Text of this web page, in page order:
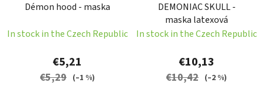
Démon hood - maska
In stock in the Czech Republic
€5,21
€5,29 (–1 %)
DEMONIAC SKULL -
maska latexová
In stock in the Czech Republic
€10,13
€10,42 (–2 %)